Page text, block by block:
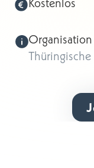
Organisation
Thüringische